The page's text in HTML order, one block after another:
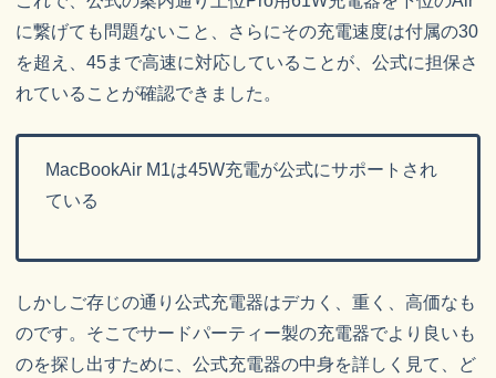
に繋げても問題ないこと、さらにその充電速度は付属の30
を超え、45まで高速に対応していることが、公式に担保さ
れていることが確認できました。
MacBookAir M1は45W充電が公式にサポートされ
ている
しかしご存じの通り公式充電器はデカく、重く、高価なも
のです。そこでサードパーティー製の充電器でより良いも
のを探し出すために、公式充電器の中身を詳しく見て、ど